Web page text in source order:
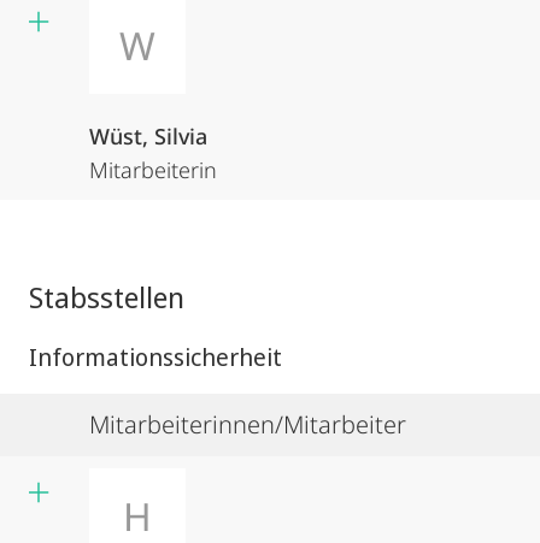
W
Wüst, Silvia
Mitarbeiterin
Stabsstellen
Informationssicherheit
Mitarbeiterinnen/Mitarbeiter
H